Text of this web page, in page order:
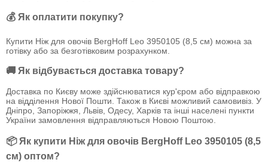
💰 Як оплатити покупку?
Купити Ніж для овочів BergHoff Leo 3950105 (8,5 см) можна за
готівку або за безготівковим розрахунком.
🚚 Як відбувається доставка товару?
Доставка по Києву може здійснюватися кур'єром або відправкою
на відділення Нової Пошти. Також в Києві можливий самовивіз. У
Дніпро, Запоріжжя, Львів, Одесу, Харків та інші населені пункти
України замовлення відправляються Новою Поштою.
📦 Як купити Ніж для овочів BergHoff Leo 3950105 (8,5
см) оптом?